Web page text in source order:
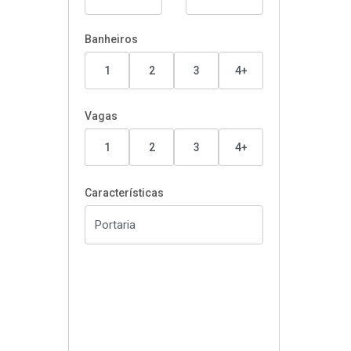
Banheiros
1 2 3 4+
Vagas
1 2 3 4+
Características